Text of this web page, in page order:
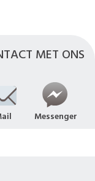
MET ONS
Messenger